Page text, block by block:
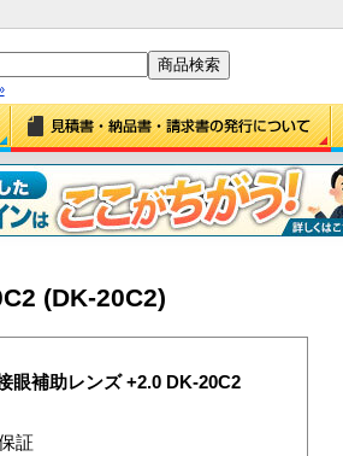
(DK-20C2)
眼補助レンズ +2.0 DK-20C2
証